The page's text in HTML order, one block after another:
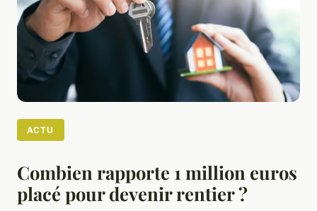
ACTU
Combien rapporte 1 million euros
placé pour devenir rentier ?